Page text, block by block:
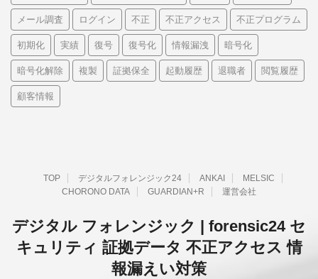
メール調査 ログイン 不正 不正アクセス 不正プログラム
初期化 実績 復号 復号化 情報漏洩 暗号化
暗号化解除 複製 証拠保全 起動履歴 退職者 閲覧履歴
顧客情報
TOP デジタルフォレンジック24 ANKAI
MELSIC
CHORONO DATA
GUARDIAN+R 運営会社
デジタル フォレンジック | forensic24 セ
キュリティ 証拠データ 不正アクセス 情
報漏えい対策